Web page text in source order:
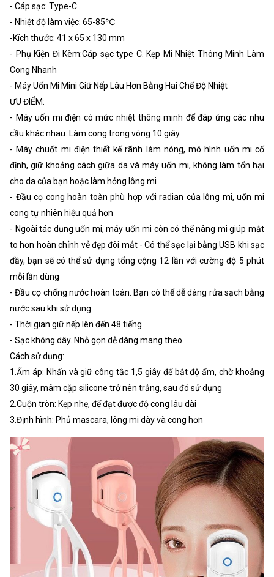
- Cáp sạc: Type-C
- Nhiệt độ làm việc: 65-85℃
-Kích thước: 41 x 65 x 130 mm
- Phụ Kiện Đi Kèm:Cáp sạc type C. Kẹp Mi Nhiệt Thông Minh Làm
Cong Nhanh
- Máy Uốn Mi Mini Giữ Nếp Lâu Hơn Bằng Hai Chế Độ Nhiệt
ƯU ĐIỂM:
- Máy uốn mi điện có mức nhiệt thông minh để đáp ứng các nhu
cầu khác nhau. Làm cong trong vòng 10 giây
- Máy chuốt mi điện thiết kế rãnh làm nóng, mô hình uốn mi cố
định, giữ khoảng cách giữa da và máy uốn mi, không làm tổn hại
cho da của bạn hoặc làm hỏng lông mi
- Đầu cọ cong hoàn toàn phù hợp với radian của lông mi, uốn mi
cong tự nhiên hiệu quả hơn
- Ngoài tác dụng uốn mi, máy uốn mi còn có thể nâng mi giúp mắt
to hơn hoàn chỉnh vẻ đẹp đôi mắt - Có thể sạc lại bằng USB khi sạc
đầy, bạn sẽ có thể sử dụng tổng cộng 12 lần với cường độ 5 phút
mỗi lần dùng
- Đầu cọ chống nước hoàn toàn. Bạn có thể dễ dàng rửa sạch bằng
nước sau khi sử dụng
- Thời gian giữ nếp lên đến 48 tiếng
- Sạc không dây. Nhỏ gọn dễ dàng mang theo
Cách sử dụng:
1.Ấm áp: Nhấn và giữ công tắc 1,5 giây để bật độ ấm, chờ khoảng
30 giây, mâm cặp silicone trở nên trắng, sau đó sử dụng
2.Cuộn tròn: Kẹp nhẹ, để đạt được độ cong lâu dài
3.Định hình: Phủ mascara, lông mi dày và cong hơn